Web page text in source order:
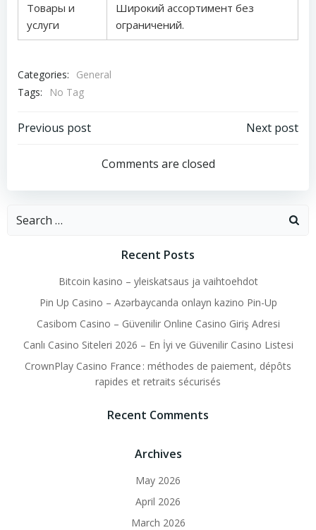
Товары и
услуги
Широкий ассортимент без
ограничений.
Categories:
General
Tags:
No Tag
Post
navigation
Previous post
navigation
Next post
Comments are closed
Search
Recent Posts
Bitcoin kasino – yleiskatsaus ja vaihtoehdot
Pin Up Casino – Azərbaycanda onlayn kazino Pin-Up
Casibom Casino – Güvenilir Online Casino Giriş Adresi
Canlı Casino Siteleri 2026 – En İyi ve Güvenilir Casino Listesi
CrownPlay Casino France : méthodes de paiement, dépôts
rapides et retraits sécurisés
Recent Comments
Archives
May 2026
April 2026
March 2026